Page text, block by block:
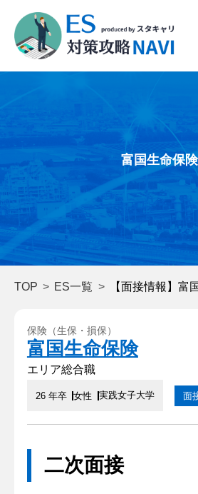
富国生命保険
TOP ES一覧 【面接情報】富
保険（生保・損保）
富国生命保険
エリア総合職
26 年卒 女性 実践女子大学 面
二次面接